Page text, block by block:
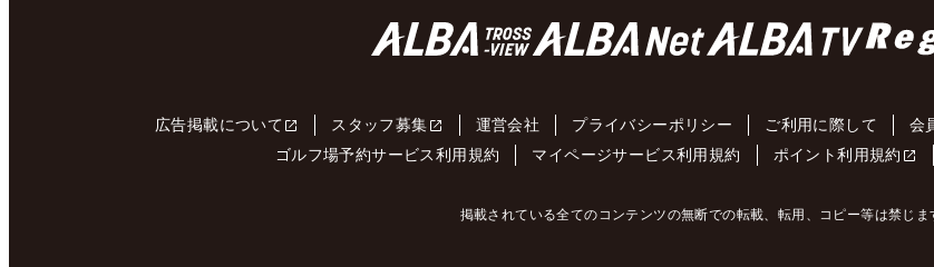
広告掲載について スタッフ募集 運営会社 プライバシーポリシー ご利用に際して 会
ゴルフ場予約サービス利用規約
マイページサービス利用規約 ポイント利用規約
掲載されている全てのコンテンツの無断での転載、転用、コピー等は禁じ